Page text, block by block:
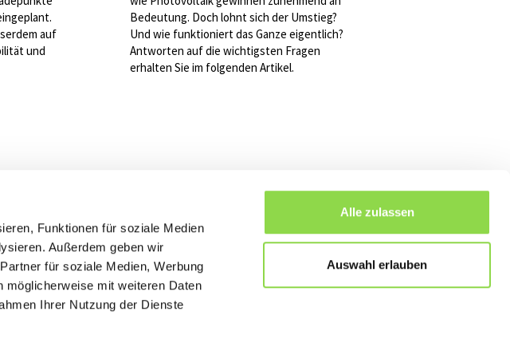
Funktionen für soziale Medien
Außerdem geben wir
für soziale Medien, Werbung
möglicherweise mit weiteren Daten
Ihrer Nutzung der Dienste
Alle zulassen
Auswahl erlauben
auf
und
Bedeutung. Doch lohnt sich der Umstieg?
Und wie funktioniert das Ganze eigentlich?
Antworten auf die wichtigsten Fragen
erhalten Sie im folgenden Artikel.
Übersicht